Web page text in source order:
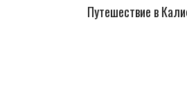
Путешествие в